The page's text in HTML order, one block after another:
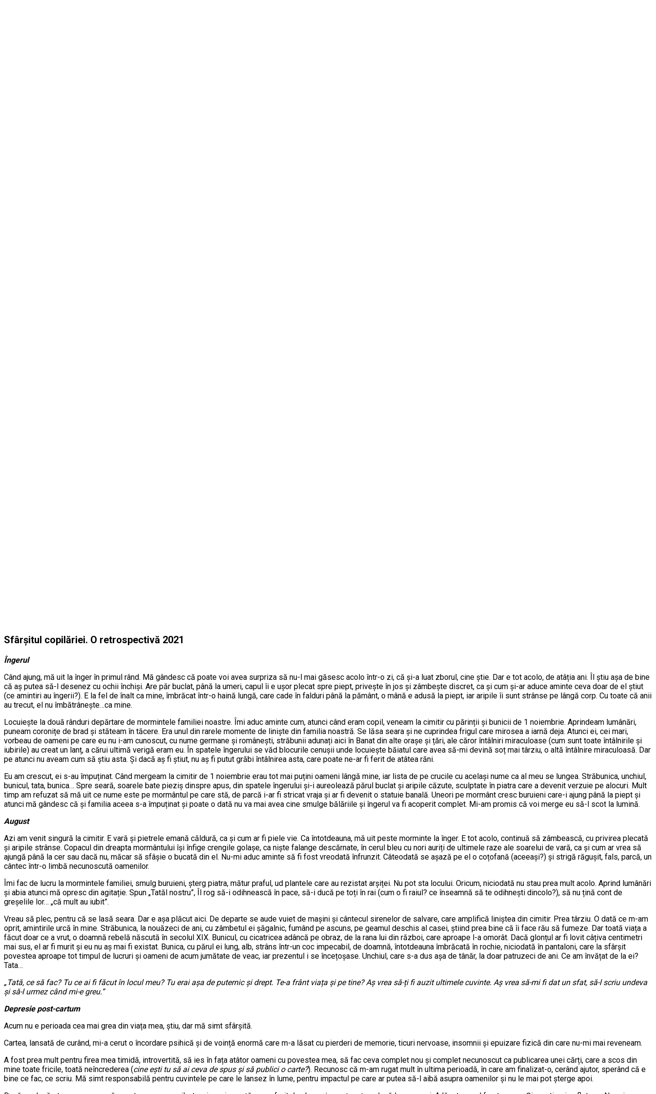
Sfârșitul copilăriei. O retrospectivă 2021
Îngerul
Când ajung, mă uit la înger în primul rând. Mă gândesc că poate voi avea surpriza să nu-l mai găsesc acolo într-o zi, că și-a luat zborul, cine știe. Dar e tot acolo, de atâția ani. Îl știu așa de bine
că aș putea să-l desenez cu ochii închiși. Are păr buclat, până la umeri, capul îi e ușor plecat spre piept, privește în jos și zâmbește discret, ca și cum și-ar aduce aminte ceva doar de el știut
(ce amintiri au îngerii?). E la fel de înalt ca mine, îmbrăcat într-o haină lungă, care cade în falduri până la pământ, o mână e adusă la piept, iar aripile îi sunt strânse pe lângă corp. Cu toate că anii
au trecut, el nu îmbătrânește…ca mine.
Locuiește la două rânduri depărtare de mormintele familiei noastre. Îmi aduc aminte cum, atunci când eram copil, veneam la cimitir cu părinții și bunicii de 1 noiembrie. Aprindeam lumânări,
puneam coronițe de brad și stăteam în tăcere. Era unul din rarele momente de liniște din familia noastră. Se lăsa seara și ne cuprindea frigul care mirosea a iarnă deja. Atunci ei, cei mari,
vorbeau de oameni pe care eu nu i-am cunoscut, cu nume germane și românești, străbunii adunați aici în Banat din alte orașe și țări, ale căror întâlniri miraculoase (cum sunt toate întâlnirile și
iubirile) au creat un lanț, a cărui ultimă verigă eram eu. În spatele îngerului se văd blocurile cenușii unde locuiește băiatul care avea să-mi devină soț mai târziu, o altă întâlnire miraculoasă. Dar
pe atunci nu aveam cum să știu asta. Și dacă aș fi știut, nu aș fi putut grăbi întâlnirea asta, care poate ne-ar fi ferit de atâtea răni.
Eu am crescut, ei s-au împuținat. Când mergeam la cimitir de 1 noiembrie erau tot mai puțini oameni lângă mine, iar lista de pe crucile cu același nume ca al meu se lungea. Străbunica, unchiul,
bunicul, tata, bunica… Spre seară, soarele bate pieziș dinspre apus, din spatele îngerului și-i aureolează părul buclat și aripile căzute, sculptate în piatra care a devenit verzuie pe alocuri. Mult
timp am refuzat să mă uit ce nume este pe mormântul pe care stă, de parcă i-ar fi stricat vraja și ar fi devenit o statuie banală. Uneori pe mormânt cresc buruieni care-i ajung până la piept și
atunci mă gândesc că și familia aceea s-a împuținat și poate o dată nu va mai avea cine smulge bălăriile și îngerul va fi acoperit complet. Mi-am promis că voi merge eu să-l scot la lumină.
August
Azi am venit singură la cimitir. E vară și pietrele emană căldură, ca și cum ar fi piele vie. Ca întotdeauna, mă uit peste morminte la înger. E tot acolo, continuă să zâmbească, cu privirea plecată
și aripile strânse. Copacul din dreapta mormântului își înfige crengile golașe, ca niște falange descărnate, în cerul bleu cu nori auriți de ultimele raze ale soarelui de vară, ca și cum ar vrea să
ajungă până la cer sau dacă nu, măcar să sfâșie o bucată din el. Nu-mi aduc aminte să fi fost vreodată înfrunzit. Câteodată se așază pe el o coțofană (aceeași?) și strigă răgușit, fals, parcă, un
cântec într-o limbă necunoscută oamenilor.
Îmi fac de lucru la mormintele familiei, smulg buruieni, șterg piatra, mătur praful, ud plantele care au rezistat arșiței. Nu pot sta locului. Oricum, niciodată nu stau prea mult acolo. Aprind lumânări
și abia atunci mă opresc din agitație. Spun „Tatăl nostru”, Îl rog să-i odihnească în pace, să-i ducă pe toți în rai (cum o fi raiul? ce înseamnă să te odihnești dincolo?), să nu țină cont de
greșelile lor… „că mult au iubit”.
Vreau să plec, pentru că se lasă seara. Dar e așa plăcut aici. De departe se aude vuiet de mașini și cântecul sirenelor de salvare, care amplifică liniștea din cimitir. Prea târziu. O dată ce m-am
oprit, amintirile urcă în mine. Străbunica, la nouăzeci de ani, cu zâmbetul ei șăgalnic, fumând pe ascuns, pe geamul deschis al casei, știind prea bine că îi face rău să fumeze. Dar toată viața a
făcut doar ce a vrut, o doamnă rebelă născută în secolul XIX. Bunicul, cu cicatricea adâncă pe obraz, de la rana lui din război, care aproape l-a omorât. Dacă glonțul ar fi lovit câțiva centimetri
mai sus, el ar fi murit și eu nu aș mai fi existat. Bunica, cu părul ei lung, alb, strâns într-un coc impecabil, de doamnă, întotdeauna îmbrăcată în rochie, niciodată în pantaloni, care la sfârșit
povestea aproape tot timpul de lucruri și oameni de acum jumătate de veac, iar prezentul i se încețoșase. Unchiul, care s-a dus așa de tânăr, la doar patruzeci de ani. Ce am învățat de la ei?
Tata…
„Tată, ce să fac? Tu ce ai fi făcut în locul meu? Tu erai așa de puternic și drept. Te-a frânt viața și pe tine? Aș vrea să-ți fi auzit ultimele cuvinte. Aș vrea să-mi fi dat un sfat, să-l scriu undeva
și să-l urmez când mi-e greu.”
Depresie post-cartum
Acum nu e perioada cea mai grea din viața mea, știu, dar mă simt sfârșită.
Cartea, lansată de curând, mi-a cerut o încordare psihică și de voință enormă care m-a lăsat cu pierderi de memorie, ticuri nervoase, insomnii și epuizare fizică din care nu-mi mai reveneam.
A fost prea mult pentru firea mea timidă, introvertită, să ies în fața atâtor oameni cu povestea mea, să fac ceva complet nou și complet necunoscut ca publicarea unei cărți, care a scos din
mine toate fricile, toată neîncrederea (cine ești tu să ai ceva de spus și să publici o carte?). Recunosc că m-am rugat mult în ultima perioadă, în care am finalizat-o, cerând ajutor, sperând că e
bine ce fac, ce scriu. Mă simt responsabilă pentru cuvintele pe care le lansez în lume, pentru impactul pe care ar putea să-l aibă asupra oamenilor și nu le mai pot șterge apoi.